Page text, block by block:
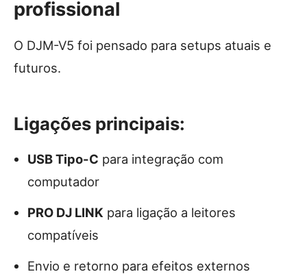
profissional
O DJM-V5 foi pensado para setups atuais e
futuros.
Ligações principais:
USB Tipo-C para integração com
computador
PRO DJ LINK para ligação a leitores
compatíveis
Envio e retorno para efeitos externos